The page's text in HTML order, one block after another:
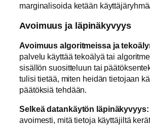
marginalisoida ketään
Avoimuus ja läpinäkyvyys
Avoimuus algoritmeissa ja
palvelu käyttää tekoälyä tai
sisällön suositteluun tai
tulisi tietää, miten heidän tietojaan
päätöksiä tehdään.
Selkeä datankäytön läpinäkyvyys:
avoimesti, mitä tietoja käyttäjiltä